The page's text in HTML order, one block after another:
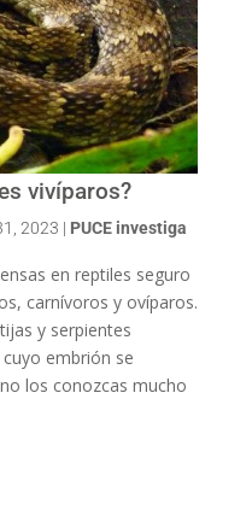
vivíparos?
2023 | PUCE investiga
en reptiles seguro
carnívoros y ovíparos.
y serpientes
embrión se
los conozcas mucho